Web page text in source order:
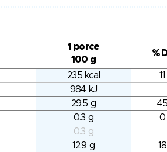
1 porce
100 g
%
235 kcal
984 kJ
29.5 g
0.3 g
0
0.3 g
12.9 g